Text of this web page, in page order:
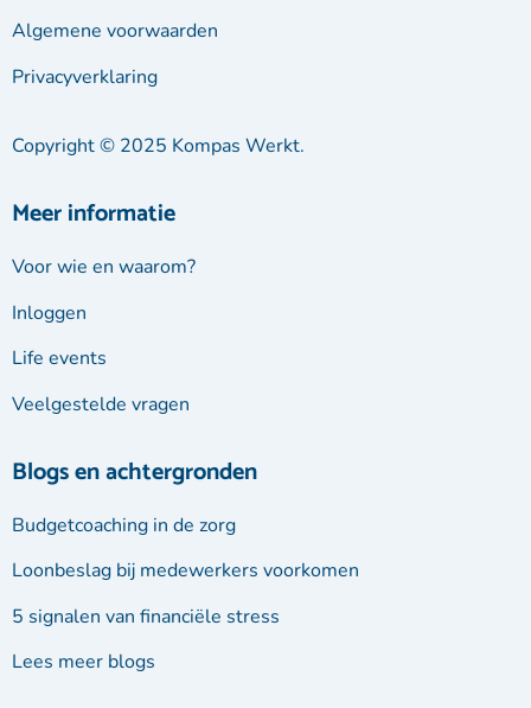
Algemene voorwaarden
Privacyverklaring
Copyright © 2025 Kompas Werkt.
Meer informatie
Voor wie en waarom?
Inloggen
Life events
Veelgestelde vragen
Blogs en achtergronden
Budgetcoaching in de zorg
Loonbeslag bij medewerkers voorkomen
5 signalen van financiële stress
Lees meer blogs